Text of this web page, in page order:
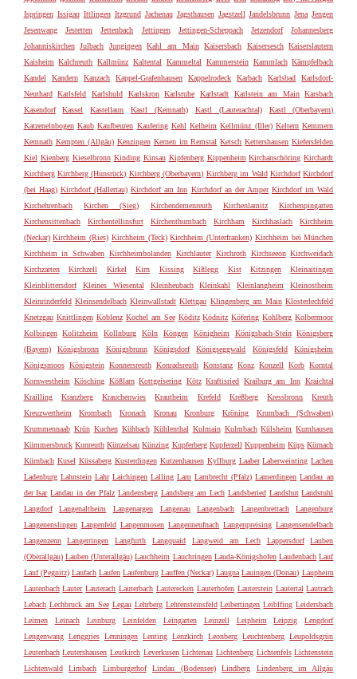
Ispringen Issigau Ittlingen Itzgrund Jachenau Jagsthausen Jagstzell Jandelsbrunn Jena Jengen
Jesenwang
Jestetten Jettenbach Jettingen Jettingen-Scheppach Jetzendorf
Johannesberg
Johanniskirchen
Julbach Jungingen Kahl am Main Kaisersbach Kaisersesch
Kaiserslautern
Kaisheim Kalchreuth Kallmünz Kaltental Kammeltal Kammerstein Kammlach Kämpfelbach
Kandel
Kandern Kanzach Kappel-Grafenhausen Kappelrodeck Karbach Karlsbad
Karlsdorf-
Neuthard
Karlsfeld Karlshuld Karlskron Karlsruhe Karlstadt Karlstein am Main
Karsbach
Kasendorf
Kassel Kastellaun Kastl (Kemnath) Kastl (Lauterachtal)
Kastl (Oberbayern)
Katzenelnbogen Kaub Kaufbeuren Kaufering Kehl Kelheim Kellmünz (Iller) Keltern Kemmern
Kemnath Kempten (Allgäu) Kenzingen Kernen im Remstal Ketsch Kettershausen Kiefersfelden
Kiel Kienberg Kieselbronn Kinding Kinsau Kipfenberg Kippenheim Kirchanschöring Kirchardt
Kirchberg Kirchberg (Hunsrück) Kirchberg (Oberbayern) Kirchberg im Wald Kirchdorf Kirchdorf
(bei Haag) Kirchdorf (Hallertau) Kirchdorf am Inn Kirchdorf an der Amper Kirchdorf im Wald
Kirchehrenbach
Kirchen (Sieg) Kirchendemenreuth Kirchenlamitz
Kirchenpingarten
Kirchensittenbach
Kirchentellinsfurt Kirchenthumbach Kirchham Kirchhaslach
Kirchheim
(Neckar) Kirchheim (Ries) Kirchheim (Teck) Kirchheim (Unterfranken) Kirchheim bei München
Kirchheim in Schwaben Kirchheimbolanden Kirchlauter Kirchroth Kirchseeon Kirchweidach
Kirchzarten
Kirchzell Kirkel Kirn Kissing Kißlegg Kist Kitzingen
Kleinaitingen
Kleinblittersdorf
Kleines Wiesental Kleinheubach Kleinkahl Kleinlangheim
Kleinostheim
Kleinrinderfeld Kleinsendelbach Kleinwallstadt Klettgau Klingenberg am Main Klosterlechfeld
Knetzgau Knittlingen Koblenz Kochel am See Köditz Ködnitz Köfering Kohlberg Kolbermoor
Kolbingen
Kolitzheim Kollnburg Köln Köngen Königheim Königsbach-Stein
Königsberg
(Bayern)
Königsbronn Königsbrunn Königsdorf Königseggwald Königsfeld
Königsheim
Königsmoos Königstein Konnersreuth Konradsreuth Konstanz Konz Konzell Korb Korntal
Kornwestheim Kösching Kößlarn Kottgeisering Kötz Kraftisried Kraiburg am Inn Kraichtal
Krailling
Kranzberg Krauchenwies Krautheim Krefeld Kreßberg Kressbronn
Kreuth
Kreuzwertheim
Krombach Kronach Kronau Kronburg Kröning
Krumbach (Schwaben)
Krummennaab Krün Kuchen Kühbach Kühlenthal Kulmain Kulmbach Külsheim Kumhausen
Kümmersbruck Kunreuth Künzelsau Künzing Kupferberg Kupferzell Kuppenheim Küps Kürnach
Kürnbach Kusel Küssaberg Kusterdingen Kutzenhausen Kyllburg Laaber Laberweinting Lachen
Ladenburg Lahnstein Lahr Laichingen Lalling Lam Lambrecht (Pfalz) Lamerdingen Landau an
der Isar Landau in der Pfalz Landensberg Landsberg am Lech Landsberied Landshut Landstuhl
Langdorf
Langenaltheim Langenargen Langenau Langenbach Langenbrettach
Langenburg
Langenenslingen Langenfeld Langenmosen Langenneufnach Langenpreising Langensendelbach
Langenzenn
Langerringen Langfurth Langquaid Langweid am Lech Lappersdorf
Lauben
(Oberallgäu) Lauben (Unterallgäu) Lauchheim Lauchringen Lauda-Königshofen Laudenbach Lauf
Lauf (Pegnitz) Laufach Laufen Laufenburg Lauffen (Neckar) Laugna Lauingen (Donau) Laupheim
Lautenbach Lauter Lauterach Lauterbach Lauterecken Lauterhofen Lauterstein Lautertal Lautrach
Lebach Lechbruck am See Legau Lehrberg Lehrensteinsfeld Leibertingen Leiblfing Leidersbach
Leimen
Leinach Leinburg Leinfelden Leingarten Leinzell Leipheim Leipzig
Lengdorf
Lengenwang Lenggries Lenningen Lenting Lenzkirch Leonberg Leuchtenberg Leupoldsgrün
Leutenbach Leutershausen Leutkirch Leverkusen Lichtenau Lichtenberg Lichtenfels Lichtenstein
Lichtenwald
Limbach Limburgerhof Lindau (Bodensee) Lindberg
Lindenberg im Allgäu